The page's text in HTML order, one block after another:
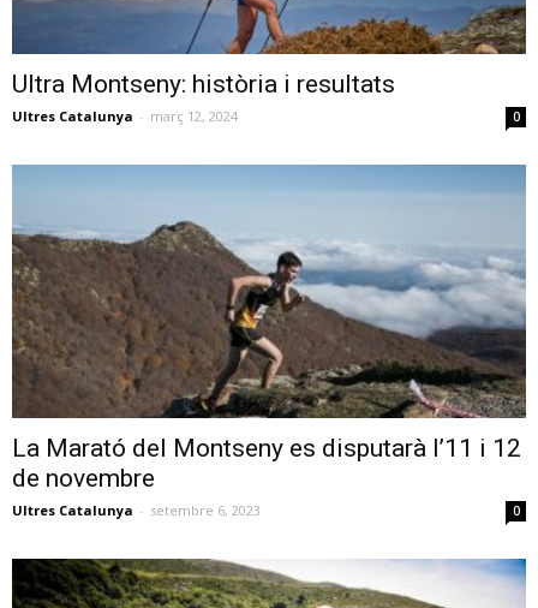
Ultra Montseny: història i resultats
Ultres Catalunya - març 12, 2024 0
La Marató del Montseny es disputarà l’11 i 12
de novembre
Ultres Catalunya - setembre 6, 2023 0